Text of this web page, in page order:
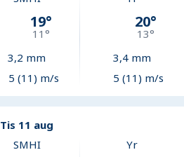
19°
11 °
3,2 mm
5 (11) m/s
20°
13°
3,4mm
5 (11) m/s
Tis 11 aug
SMHI Yr